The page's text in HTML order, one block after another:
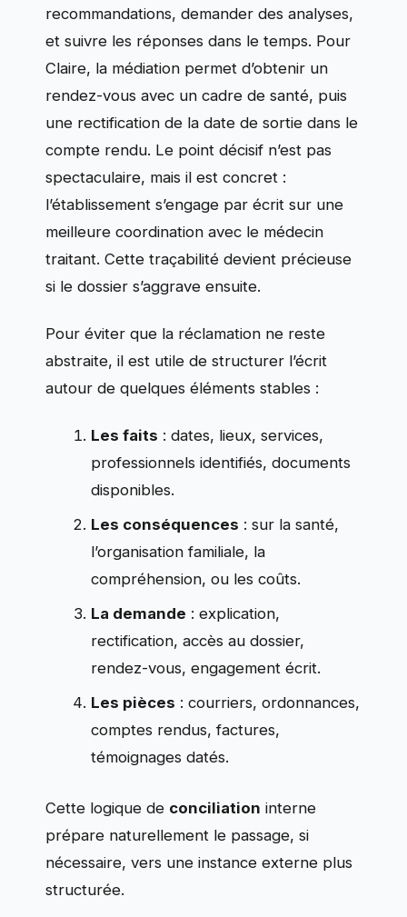
recommandations, demander des analyses,
et suivre les réponses dans le temps. Pour
Claire, la médiation permet d’obtenir un
rendez-vous avec un cadre de santé, puis
une rectification de la date de sortie dans le
compte rendu. Le point décisif n’est pas
spectaculaire, mais il est concret :
l’établissement s’engage par écrit sur une
meilleure coordination avec le médecin
traitant. Cette traçabilité devient précieuse
si le dossier s’aggrave ensuite.
Pour éviter que la réclamation ne reste
abstraite, il est utile de structurer l’écrit
autour de quelques éléments stables :
Les faits : dates, lieux, services,
professionnels identifiés, documents
disponibles.
Les conséquences : sur la santé,
l’organisation familiale, la
compréhension, ou les coûts.
La demande : explication,
rectification, accès au dossier,
rendez-vous, engagement écrit.
Les pièces : courriers, ordonnances,
comptes rendus, factures,
témoignages datés.
Cette logique de conciliation interne
prépare naturellement le passage, si
nécessaire, vers une instance externe plus
structurée.